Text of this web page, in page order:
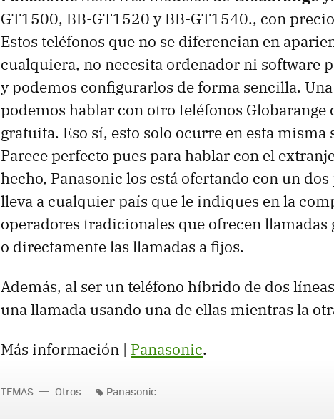
GT1500, BB-GT1520 y BB-GT1540., con
Estos teléfonos que no se diferencian en
cualquiera, no necesita ordenador ni software
y podemos configurarlos de forma sencilla.
podemos hablar con otro teléfonos
gratuita. Eso sí, esto solo ocurre en esta misma
Parece perfecto pues para hablar con el
hecho, Panasonic los está ofertando con un
lleva a cualquier país que le indiques en la
operadores tradicionales que ofrecen
o directamente las llamadas a fijos.
Además, al ser un teléfono híbrido de dos
una llamada usando una de ellas mientras la
Más información | Panasonic.
TEMAS Otros Panasonic